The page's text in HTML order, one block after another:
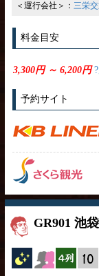
＜運行会社＞： 三栄
料金目安
3,300円 ～ 6,200円?
予約サイト
GR901 池
夜行バス女性安心
横4列